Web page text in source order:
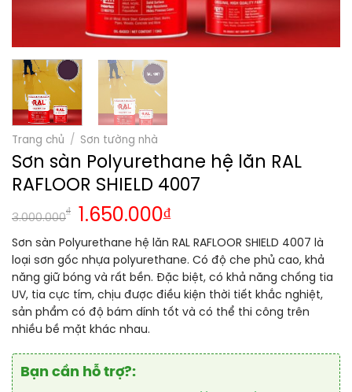
Trang chủ / Sơn tường nhà
Sơn sàn Polyurethane hệ lăn RAL
RAFLOOR SHIELD 4007
3.000.000
₫ 1.650.000₫
Sơn sàn Polyurethane hệ lăn RAL RAFLOOR SHIELD 4007 là
loại sơn gốc nhựa polyurethane. Có độ che phủ cao, khả
năng giữ bóng và rất bền. Đặc biệt, có khả năng chống tia
UV, tia cực tím, chịu được điều kiện thời tiết khắc nghiệt,
sản phẩm có độ bám dính tốt và có thể thi công trên
nhiều bề mặt khác nhau.
Bạn cần hỗ trợ?: